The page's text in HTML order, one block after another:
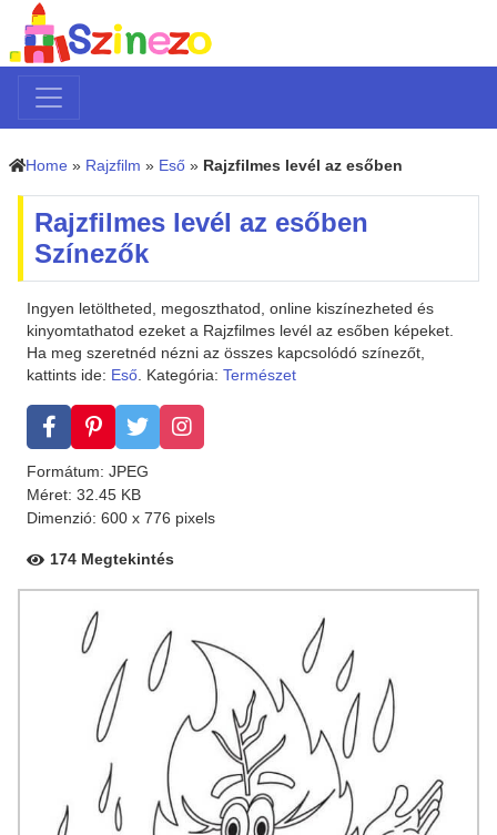
Home » Rajzfilm » Eső » Rajzfilmes levél az esőben
Rajzfilmes levél az esőben
Színezők
Ingyen letöltheted, megoszthatod, online kiszínezheted és
kinyomtathatod ezeket a Rajzfilmes levél az esőben képeket.
Ha meg szeretnéd nézni az összes kapcsolódó színezőt,
kattints ide: Eső. Kategória: Természet
Formátum: JPEG
Méret: 32.45 KB
Dimenzió: 600 x 776 pixels
174 Megtekintés